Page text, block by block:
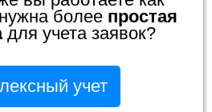
более простая
для учета заявок?
учет